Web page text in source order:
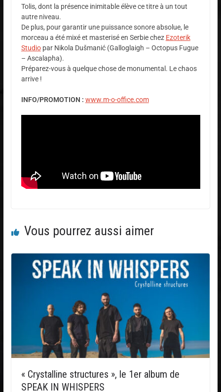
Tolis, dont la présence inimitable élève ce titre à un tout
autre niveau.
De plus, pour garantir une puissance sonore absolue, le
morceau a été mixé et masterisé en Serbie chez Ezoterik
Studiopar Nikola Dušmanić (Galloglaigh – Octopus Fugue
– Ascalapha).
Préparez-vous à quelque chose de monumental. Le chaos
arrive !
INFO/PROMOTION : www.m-o-office.com
Vous pourrez aussi aimer
« Crystalline structures », le 1er album de
SPEAK IN WHISPERS